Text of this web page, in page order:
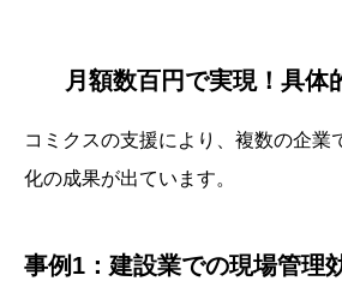
月額数百円で実現！具体
コミクスの支援により、複数の企業
化の成果が出ています。
事例1：建設業での現場管理